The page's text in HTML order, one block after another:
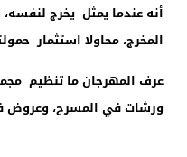
أنه عندما يمثل يخرج
المخرج، محاولا استثمار
عرف المهرجان ما تنظيم
ورشات في المسرح، وعروض